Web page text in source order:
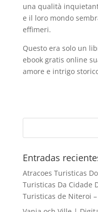
una qualità
e il loro mondo
effimeri.
Questo era solo un
ebook gratis online
amore e intrigo
Entradas
Atracoes Turisticas
Turisticas Da Cidade
Turisticas de Niteroi